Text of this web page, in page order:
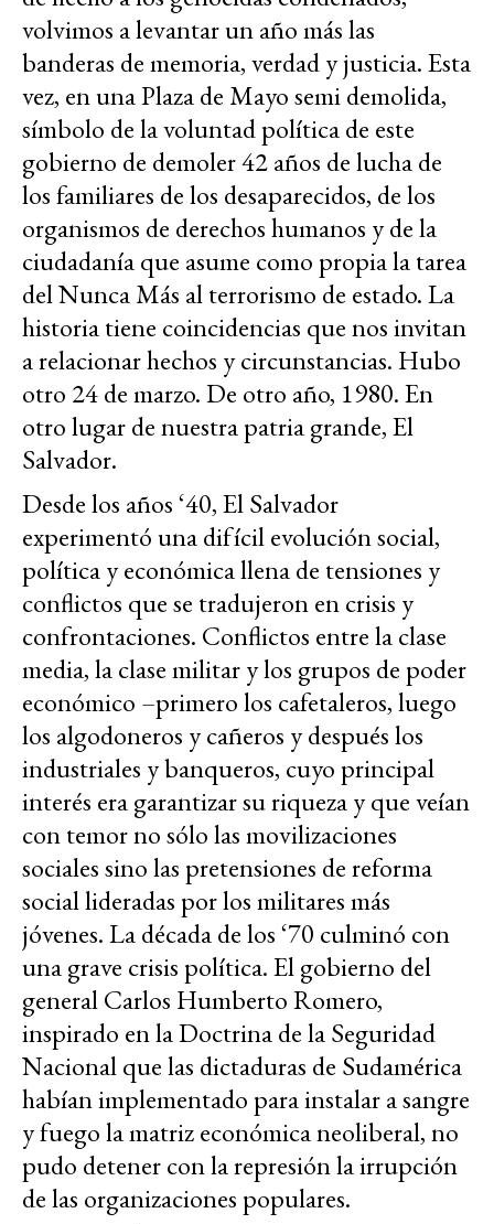
volvimos a levantar un año más las
banderas de memoria, verdad y justicia. Esta
vez, en una Plaza de Mayo semi demolida,
símbolo de la voluntad política de este
gobierno de demoler 42 años de lucha de
los familiares de los desaparecidos, de los
organismos de derechos humanos y de la
ciudadanía que asume como propia la tarea
del Nunca Más al terrorismo de estado. La
historia tiene coincidencias que nos invitan
a relacionar hechos y circunstancias. Hubo
otro 24 de marzo. De otro año, 1980. En
otro lugar de nuestra patria grande, El
Salvador.
Desde los años ‘40, El Salvador
experimentó una difícil evolución social,
política y económica llena de tensiones y
conflictos que se tradujeron en crisis y
confrontaciones. Conflictos entre la clase
media, la clase militar y los grupos de poder
económico –primero los cafetaleros, luego
los algodoneros y cañeros y después los
industriales y banqueros, cuyo principal
interés era garantizar su riqueza y que veían
con temor no sólo las movilizaciones
sociales sino las pretensiones de reforma
social lideradas por los militares más
jóvenes. La década de los ‘70 culminó con
una grave crisis política. El gobierno del
general Carlos Humberto Romero,
inspirado en la Doctrina de la Seguridad
Nacional que las dictaduras de Sudamérica
habían implementado para instalar a sangre
y fuego la matriz económica neoliberal, no
pudo detener con la represión la irrupción
de las organizaciones populares.